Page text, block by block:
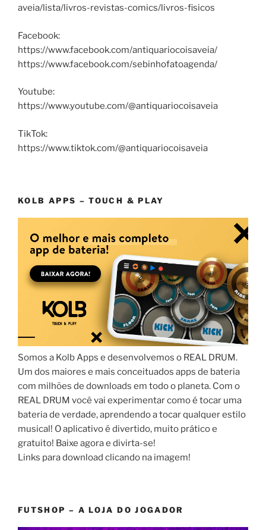
aveia/lista/livros-revistas-comics/livros-fisicos
Facebook:
https://www.facebook.com/antiquariocoisaveia/
https://www.facebook.com/sebinhofatoagenda/
Youtube:
https://www.youtube.com/@antiquariocoisaveia
TikTok:
https://www.tiktok.com/@antiquariocoisaveia
KOLB APPS – TOUCH & PLAY
Somos a Kolb Apps e desenvolvemos o REAL DRUM.
Um dos maiores e mais conceituados apps de bateria
com milhões de downloads em todo o planeta. Com o
REAL DRUM você vai experimentar como é tocar uma
bateria de verdade, aprendendo a tocar qualquer estilo
musical! O aplicativo é divertido, muito prático e
gratuito! Baixe agora e divirta-se!
Links para download clicando na imagem!
FUTSHOP – A LOJA DO JOGADOR